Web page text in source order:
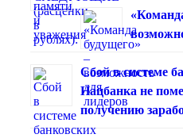
Сбой в системе
Нацбанка не
получению